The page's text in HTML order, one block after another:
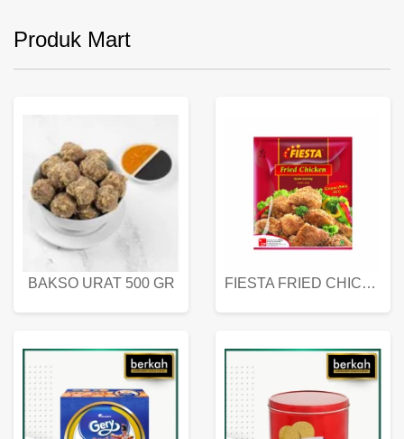
Produk Mart
BAKSO URAT 500 GR FIESTA FRIED CHICKEN 500 GR